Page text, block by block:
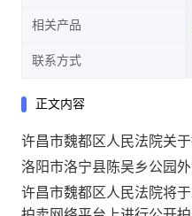
相关产品
联系方式
正文内容
许昌市魏都区人民法院关
洛阳市洛宁县陈吴乡公园
许昌市魏都区人民法院将于